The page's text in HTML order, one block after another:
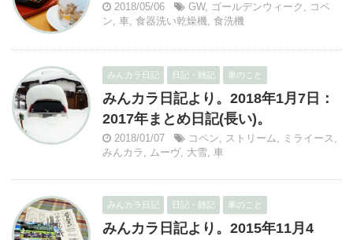
2018/05/06 GW, ゴールデンウィーク , コペ
ン, 車, 食器洗い乾燥機, 食洗機
みんカラ日記 日記・雑記 車のこと
みんカラ日記より。2018年1月7日：
2017年まとめ日記(長い)。
2018/01/07 コペン, ストリーム, ミライース ,
みんカラ , ムーヴ, 大雪, 車
みんカラ日記 日記・雑記 車のこと
みんカラ日記より。2015年11月4